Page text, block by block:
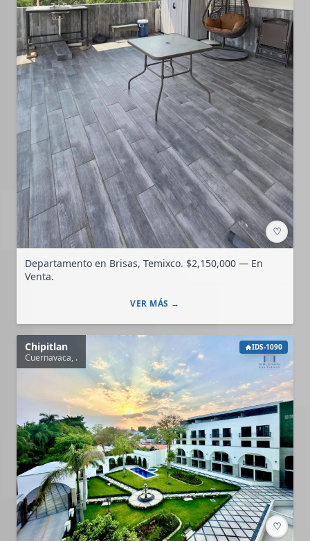
♡
Departamento en Brisas, Temixco. $2,150,000 — En
Venta.
VER MÁS →
Chipitlan
Cuernavaca, .
IDS-1090
♡